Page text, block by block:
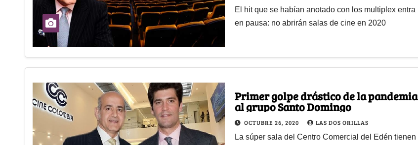
El hit que se habían anotado con los multiplex entra
en pausa: no abrirán salas de cine en 2020
Primer golpe drástico de la pandemia
al grupo Santo Domingo
OCTUBRE 26, 2020 LAS DOS ORILLAS
La súper sala del Centro Comercial del Edén tienen